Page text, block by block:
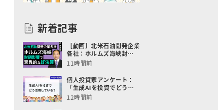
新着記事
［動画］北米石油開発企業
各社：ホルムズ海峡封…
11時間前
個人投資家アンケート：
「生成AIを投資でどう…
12時間前